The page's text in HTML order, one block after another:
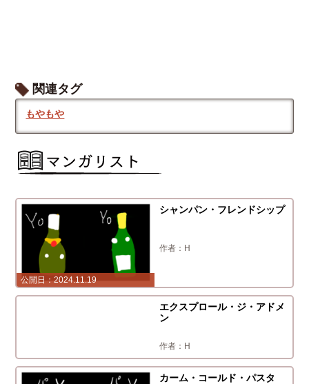
関連タグ
もやもや
2024.11.19
シャンパン・フレンドシップ
H
2024.10.16
エクスプロール・ジ・アドメ
ン
H
カーム・コールド・パスタ